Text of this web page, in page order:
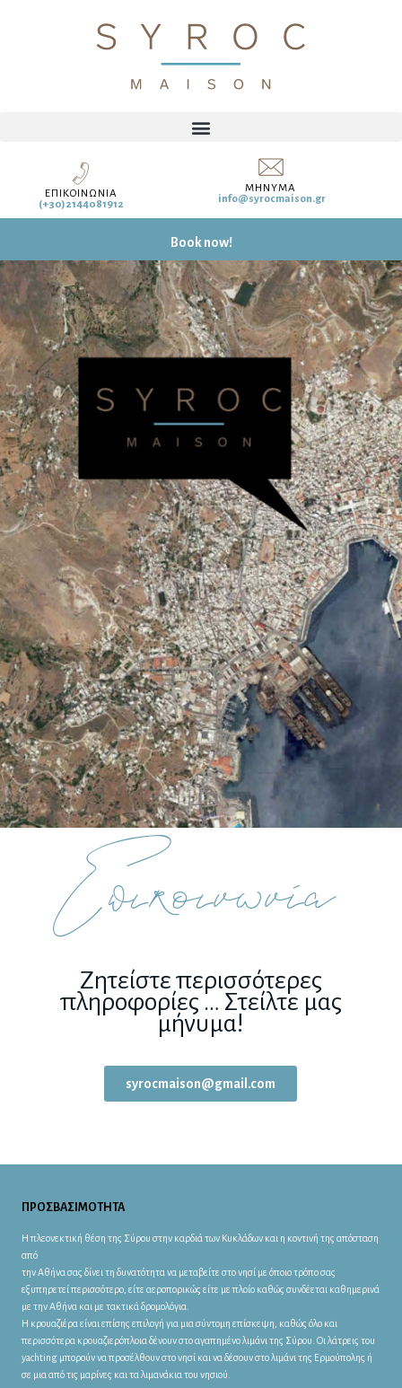
ΕΠΙΚΟΙΝΩΝΙΑ
(+30)2144081912
ΜΗΝΥΜΑ
info@syrocmaison.gr
Booknow!
Επικοινωνία
Ζητείστε περισσότερες
πληροφορίες … Στείλτε μας
μήνυμα!
syrocmaison@gmail.com
ΠΡΟΣΒΑΣΙΜΟΤΗΤΑ
Η πλεονεκτική θέση της Σύρου στην καρδιά των Κυκλάδων και η κοντινή της απόσταση
από
την Αθήνα σας δίνει τη δυνατότητα να μεταβείτε στο νησί με όποιο τρόπο σας
εξυπηρετεί περισσότερο, είτε αεροπορικώς είτε με πλοίο καθώς συνδέεται καθημερινά
με την Αθήνα και με τακτικά δρομολόγια.
Η κρουαζιέρα είναι επίσης επιλογή για μια σύντομη επίσκεψη, καθώς όλο και
περισσότερα κρουαζιερόπλοια δένουν στο αγαπημένο λιμάνι της Σύρου. Οι λάτρεις του
yachting μπορούν να προσέλθουν στο νησί και να δέσουν στο λιμάνι της Ερμούπολης ή
σε μια από τις μαρίνες και τα λιμανάκια του νησιού.